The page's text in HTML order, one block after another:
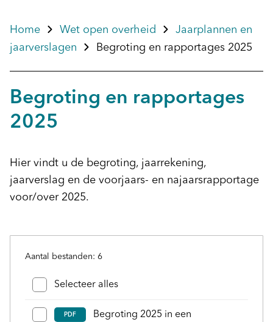
Home Wet open overheid
Jaarplannen en
jaarverslagen
Begroting en rapportages 2025
Begroting en rapportages
2025
Hier vindt u de begroting, jaarrekening,
jaarverslag en de voorjaars- en najaarsrapportage
voor/over 2025.
Aantal bestanden: 6
Bestanden en mappen selecteren
Selecteer alles
PDF
Begroting 2025 in een